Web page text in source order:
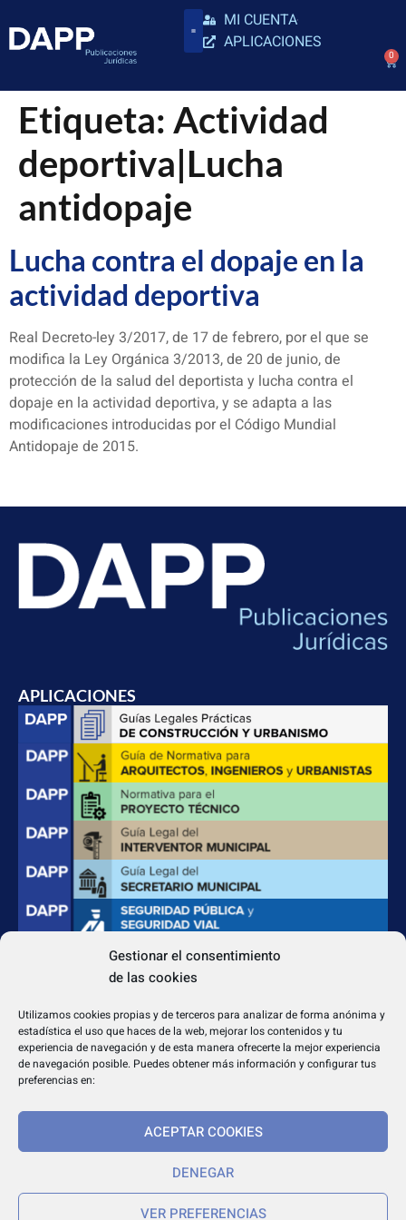
Gestionar el consentimiento
de las cookies
Utilizamos cookies propias y de terceros para analizar de forma anónima y
estadística el uso que haces de la web, mejorar los contenidos y tu
experiencia de navegación y de esta manera ofrecerte la mejor experiencia
de navegación posible. Puedes obtener más información y configurar tus
preferencias en:
ACEPTAR COOKIES
DENEGAR
VER PREFERENCIAS
MI CUENTA
APLICACIONES
0
Etiqueta: Actividad
deportiva|Lucha
antidopaje
Lucha contra el dopaje en la
actividad deportiva
Real Decreto-ley 3/2017, de 17 de febrero, por el que se
modifica la Ley Orgánica 3/2013, de 20 de junio, de
protección de la salud del deportista y lucha contra el
dopaje en la actividad deportiva, y se adapta a las
modificaciones introducidas por el Código Mundial
Antidopaje de 2015.
APLICACIONES
dapp@dappeditorial.es
TEXTOS LEGALES
Política de cookies